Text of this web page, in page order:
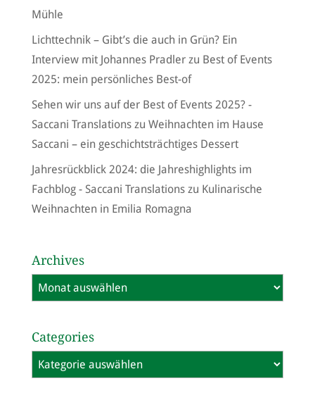
Mühle
Lichttechnik – Gibt’s die auch in Grün? Ein
Interview mit Johannes Pradlerzu Best of Events
2025: mein persönliches Best-of
Sehen wir uns auf der Best of Events 2025? -
Saccani Translationszu Weihnachten im Hause
Saccani – ein geschichtsträchtiges Dessert
Jahresrückblick 2024: die Jahreshighlights im
Fachblog - Saccani Translationszu Kulinarische
Weihnachten in Emilia Romagna
Archives
Archives
Categories
Categories